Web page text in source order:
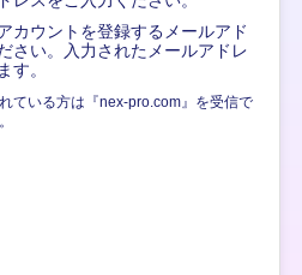
カウントを登録するメールアド
さい。入力されたメールアドレ
す。
ている方は『nex-pro.com』を受信で